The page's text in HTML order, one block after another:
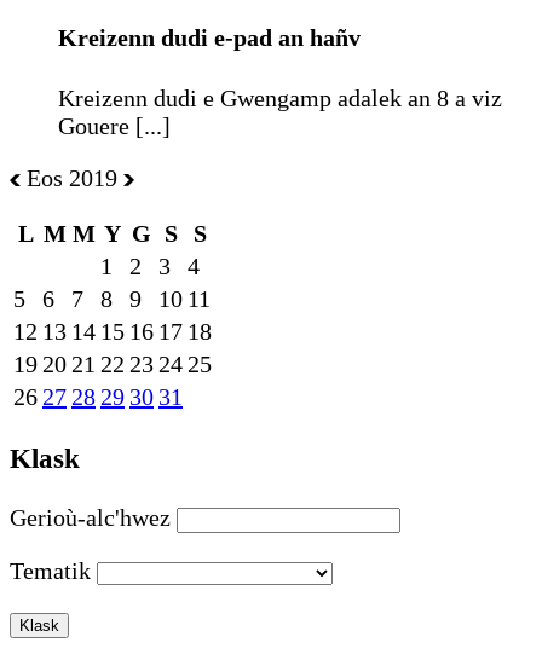
Kreizenn dudi e-pad an hañv
Kreizenn dudi e Gwengamp adalek an 8 a viz
Gouere [...]
Eos 2019
L M M Y G S
S
1
2 3
4
5
6 7 8 9 10 11
12 13 14 15 16 17 18
19 20 21 22 23 24 25
26 27 28 29 30 31
Klask
Gerioù-alc'hwez
Tematik